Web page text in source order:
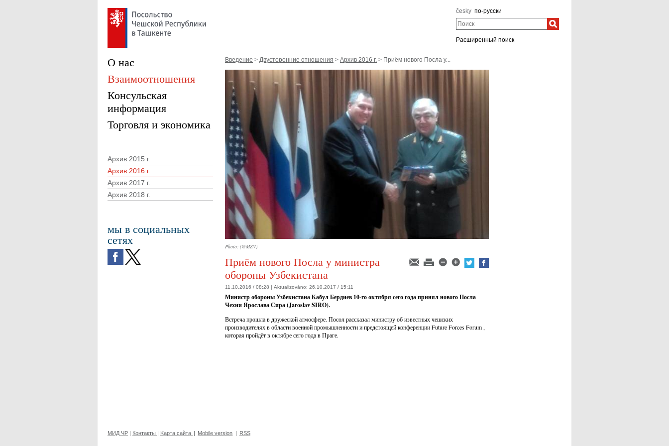
česky по-русски
Поиск
Расширенный поиск
Введение > Двусторонние отношения > Архив 2016 г. > Приём нового Посла у...
Photo: (@MZV)
Приём нового Посла у министра
обороны Узбекистана
11.10.2016 / 08:28 | Aktualizováno: 26.10.2017 / 15:11
Министр обороны Узбекистана Кабул Бердиев 10-го октября сего года принял нового Посла
Чехии Ярослава Сира (Jaroslav SIRO).
Встреча прошла в дружеской атмосфере. Посол рассказал министру об известных чешских
производителях в области военной промышленности и предстоящей конференции Future Forces Forum ,
которая пройдёт в октябре сего года в Праге.
О нас
Взаимоотношения
Консульская
информация
Торговля и экономика
Архив 2015 г.
Архив 2016 г.
Архив 2017 г.
Архив 2018 г.
мы в социальных
сетях
МИД ЧР | Контакты | Kарта сайта | Mobile version | RSS